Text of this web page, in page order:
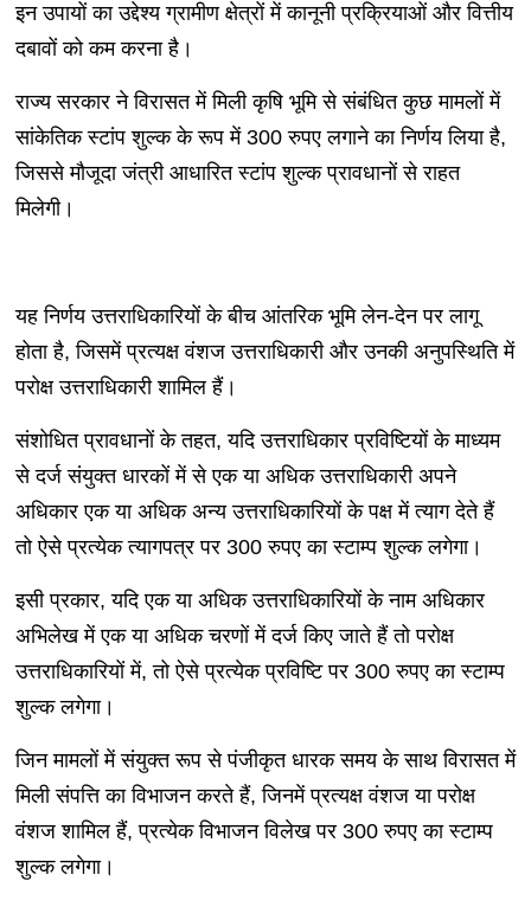
इन उपायों का उद्देश्य ग्रामीण क्षेत्रों में कानूनी प्रक्रियाओं और वित्तीय
दबावों को कम करना है।
राज्य सरकार ने विरासत में मिली कृषि भूमि से संबंधित कुछ मामलों में
सांकेतिक स्टांप शुल्क के रूप में 300 रुपए लगाने का निर्णय लिया है,
जिससे मौजूदा जंत्री आधारित स्टांप शुल्क प्रावधानों से राहत
मिलेगी।
यह निर्णय उत्तराधिकारियों के बीच आंतरिक भूमि लेन-देन पर लागू
होता है, जिसमें प्रत्यक्ष वंशज उत्तराधिकारी और उनकी अनुपस्थिति में
परोक्ष उत्तराधिकारी शामिल हैं।
संशोधित प्रावधानों के तहत, यदि उत्तराधिकार प्रविष्टियों के माध्यम
से दर्ज संयुक्त धारकों में से एक या अधिक उत्तराधिकारी अपने
अधिकार एक या अधिक अन्य उत्तराधिकारियों के पक्ष में त्याग देते हैं
तो ऐसे प्रत्येक त्यागपत्र पर 300 रुपए का स्टाम्प शुल्क लगेगा।
इसी प्रकार, यदि एक या अधिक उत्तराधिकारियों के नाम अधिकार
अभिलेख में एक या अधिक चरणों में दर्ज किए जाते हैं तो परोक्ष
उत्तराधिकारियों में, तो ऐसे प्रत्येक प्रविष्टि पर 300 रुपए का स्टाम्प
शुल्क लगेगा।
जिन मामलों में संयुक्त रूप से पंजीकृत धारक समय के साथ विरासत में
मिली संपत्ति का विभाजन करते हैं, जिनमें प्रत्यक्ष वंशज या परोक्ष
वंशज शामिल हैं, प्रत्येक विभाजन विलेख पर 300 रुपए का स्टाम्प
शुल्क लगेगा।